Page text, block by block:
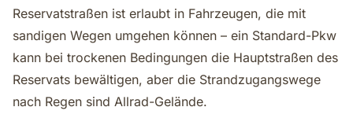
Reservatstraßen ist erlaubt in Fahrzeugen, die mit
sandigen Wegen umgehen können – ein Standard-Pkw
kann bei trockenen Bedingungen die Hauptstraßen des
Reservats bewältigen, aber die Strandzugangswege
nach Regen sind Allrad-Gelände.